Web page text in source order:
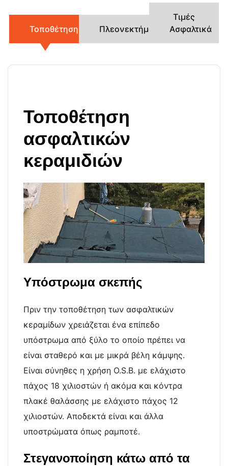
Τοποθέτηση Πλεονεκτήματα
Τιμές
Ασφαλτικά
Τοποθέτηση
ασφαλτικών
κεραμιδιών
Υπόστρωμα σκεπής
Πριν την τοποθέτηση των ασφαλτικών
κεραμίδων χρειάζεται ένα επίπεδο
υπόστρωμα από ξύλο το οποίο πρέπει να
είναι σταθερό και με μικρά βέλη κάμψης.
Είναι σύνηθες η χρήση O.S.B. με ελάχιστο
πάχος 18 χιλιοστών ή ακόμα και κόντρα
πλακέ θαλάσσης με ελάχιστο πάχος 12
χιλιοστών. Αποδεκτά είναι και άλλα
υποστρώματα όπως ραμποτέ.
Στεγανοποίηση κάτω από τα